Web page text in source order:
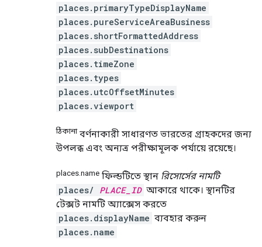
places.primaryTypeDisplayName
places.pureServiceAreaBusiness
places.shortFormattedAddress
places.subDestinations
places.timeZone
places.types
places.utcOffsetMinutes
places.viewport
ঠিকানা বর্ণনাকারী সাধারণত ভারতের গ্রাহকদের জন্য
উপলব্ধ এবং অন্যত্র পরীক্ষামূলক পর্যায়ে রয়েছে।
places.name ফিল্ডটিতে স্থান রিসোর্সের নামটি
places/ PLACE_ID আকারে থাকে। স্থানটির
টেক্সট নামটি অ্যাক্সেস করতে
places.displayName ব্যবহার করুন
places.name